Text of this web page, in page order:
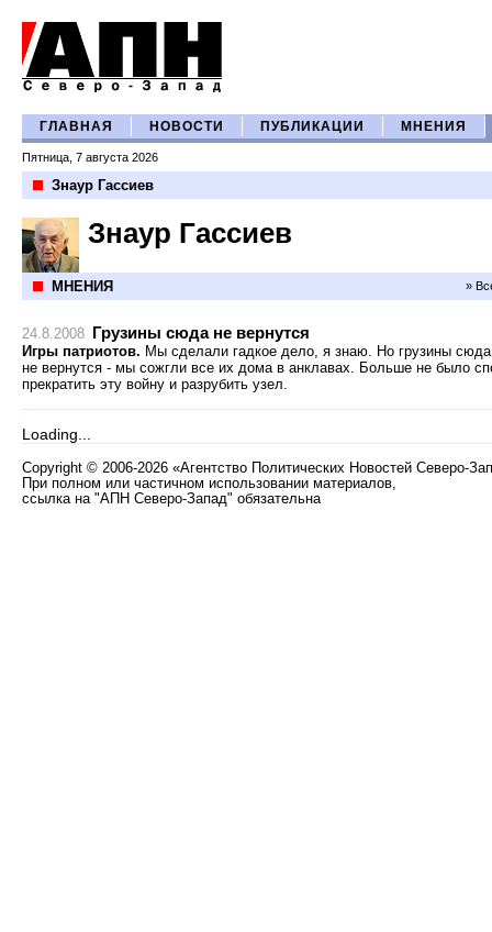
ГЛАВНАЯ НОВОСТИ ПУБЛИКАЦИИ МНЕНИЯ
Пятница, 7 августа 2026
Знаур Гассиев
Знаур Гассиев
МНЕНИЯ »
24.8.2008 Грузины сюда не вернутся
Игры патриотов. Мы сделали гадкое дело, я знаю. Но грузины
не вернутся - мы сожгли все их дома в анклавах. Больше не было
прекратить эту войну и разрубить узел.
Loading...
Copyright © 2006-2026 «Агентство Политических Новостей Северо-
При полном или частичном использовании материалов,
ссылка на "АПН Северо-Запад" обязательна